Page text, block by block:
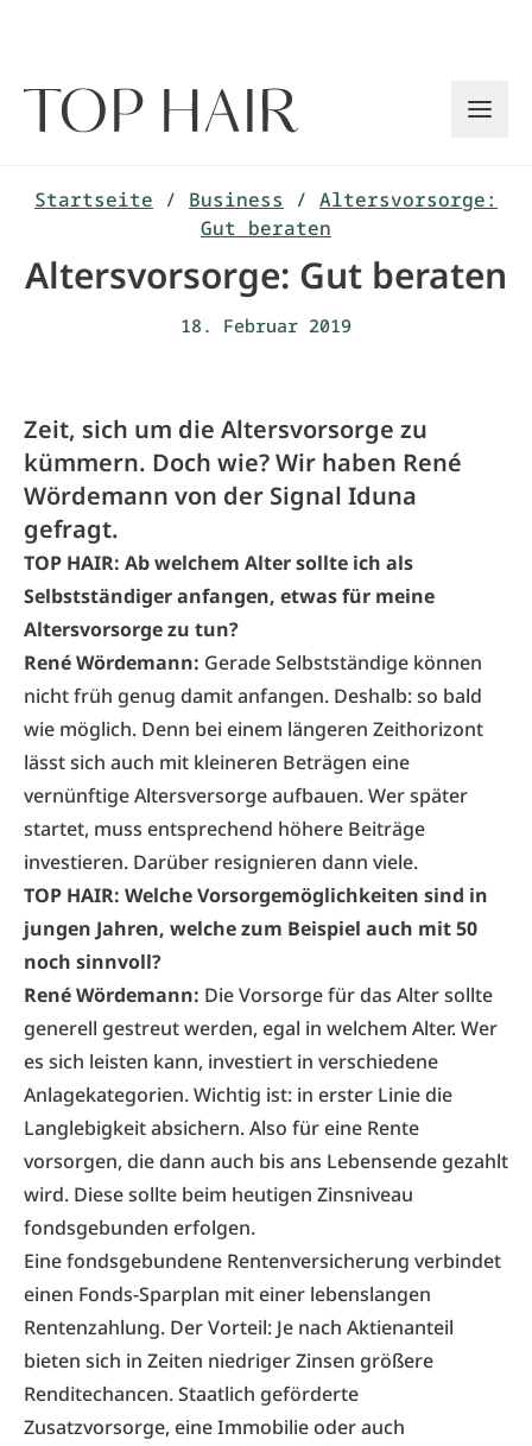
Startseite / Business / Altersvorsorge:
Gut beraten
Altersvorsorge: Gut beraten
18. Februar 2019
Zeit, sich um die Altersvorsorge zu
kümmern. Doch wie? Wir haben René
Wördemann von der Signal Iduna
gefragt.
TOP HAIR: Ab welchem Alter sollte ich als
Selbstständiger anfangen, etwas für meine
Altersvorsorge zu tun?
René Wördemann: Gerade Selbstständige können
nicht früh genug damit anfangen. Deshalb: so bald
wie möglich. Denn bei einem längeren Zeithorizont
lässt sich auch mit kleineren Beträgen eine
vernünftige Altersversorge aufbauen. Wer später
startet, muss entsprechend höhere Beiträge
investieren. Darüber resignieren dann viele.
TOP HAIR: Welche Vorsorgemöglichkeiten sind in
jungen Jahren, welche zum Beispiel auch mit 50
noch sinnvoll?
René Wördemann: Die Vorsorge für das Alter sollte
generell gestreut werden, egal in welchem Alter. Wer
es sich leisten kann, investiert in verschiedene
Anlagekategorien. Wichtig ist: in erster Linie die
Langlebigkeit absichern. Also für eine Rente
vorsorgen, die dann auch bis ans Lebensende gezahlt
wird. Diese sollte beim heutigen Zins­niveau
fondsgebunden erfolgen.
Eine fondsgebundene Rentenversicherung verbindet
einen Fonds-Sparplan mit einer lebenslangen
Rentenzahlung. Der Vorteil: Je nach Aktienanteil
bieten sich in Zeiten niedriger Zinsen größere
Renditechancen. Staatlich geförderte
Zusatzvorsorge, eine Immobilie oder auch